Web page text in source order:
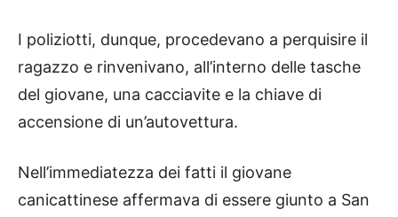
I poliziotti, dunque, procedevano a perquisire il
ragazzo e rinvenivano, all’interno delle tasche
del giovane, una cacciavite e la chiave di
accensione di un’autovettura.
Nell’immediatezza dei fatti il giovane
canicattinese affermava di essere giunto a San